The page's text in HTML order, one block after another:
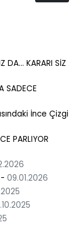
DA… KARARI SİZ
SADECE
İnce Çizgi
PARLIYOR
09.01.2026